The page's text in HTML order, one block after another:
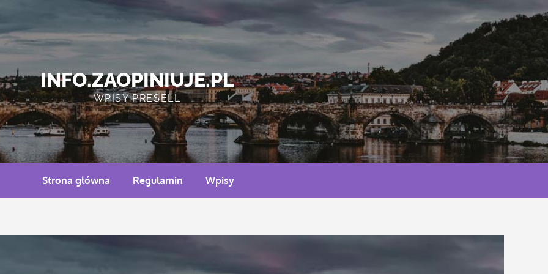
INFO.ZAOPINIUJE.PL
WPISY PRESELL
Strona główna Regulamin Wpisy